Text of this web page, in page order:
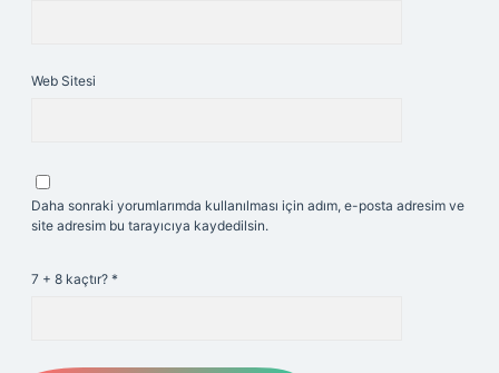
Web Sitesi
Daha sonraki yorumlarımda kullanılması için adım, e-posta adresim ve
site adresim bu tarayıcıya kaydedilsin.
7 + 8 kaçtır? *